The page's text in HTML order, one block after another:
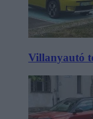
Villanyautó